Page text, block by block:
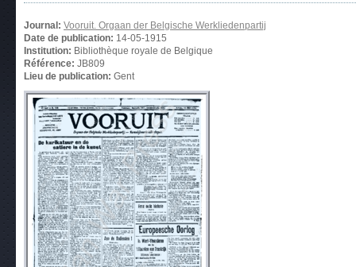
Journal: Vooruit. Orgaan der Belgische Werkliedenpartij
Date de publication: 14-05-1915
Institution: Bibliothèque royale de Belgique
Référence: JB809
Lieu de publication: Gent